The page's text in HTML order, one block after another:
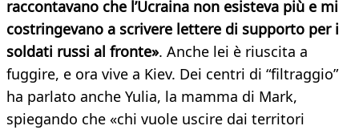
raccontavano che l’Ucraina non esisteva più e mi
costringevano a scrivere lettere di supporto per i
soldati russi al fronte». Anche lei è riuscita a
fuggire, e ora vive a Kiev. Dei centri di “filtraggio”
ha parlato anche Yulia, la mamma di Mark,
spiegando che «chi vuole uscire dai territori